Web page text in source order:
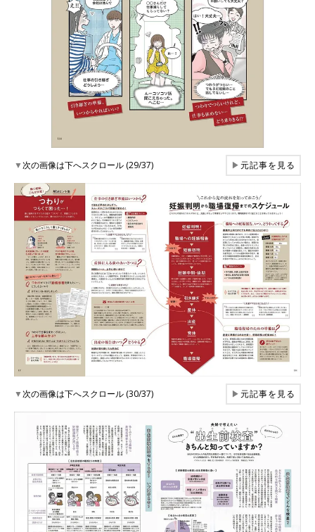
▼次の画像は下へスクロール (29/37) ▶元記事を見る
▼次の画像は下へスクロール (30/37) ▶元記事を見る